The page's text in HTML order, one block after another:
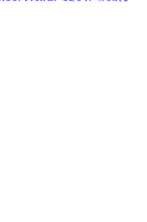
ପ୍ରୟୋଗ କରନ୍ତୁ ।
ସମୟରେ ମୂଳ ସାର
ଏମ.ଓ.ପି ସାର
ଦିନ ମଧ୍ୟରେ ୩୫ କି.ଗ୍ରା.
ପ୍ରୟୋଗ କରନ୍ତୁ ।